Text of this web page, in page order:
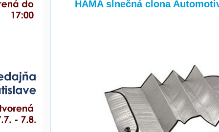
>>
HAMA slnečná clona